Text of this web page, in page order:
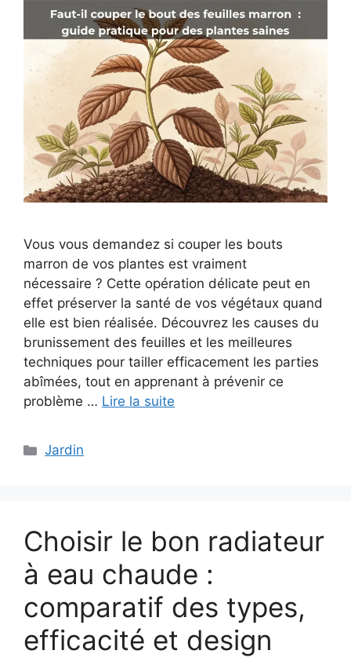
Vous vous demandez si couper les bouts
marron de vos plantes est vraiment
nécessaire ? Cette opération délicate peut en
effet préserver la santé de vos végétaux quand
elle est bien réalisée. Découvrez les causes du
brunissement des feuilles et les meilleures
techniques pour tailler efficacement les parties
abîmées, tout en apprenant à prévenir ce
problème … Lire la suite
Catégories
Jardin
Choisir le bon radiateur
à eau chaude :
comparatif des types,
efficacité et design